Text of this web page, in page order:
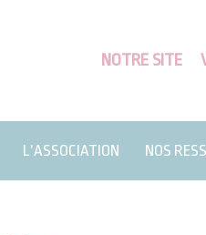
NOTRE SITE
L’ASSOCIATION NOS